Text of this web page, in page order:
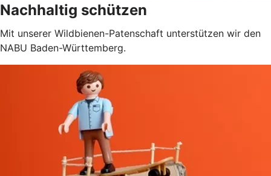
Nachhaltig schützen
Mit unserer Wildbienen-Patenschaft unterstützen wir den
NABU Baden-Württemberg.